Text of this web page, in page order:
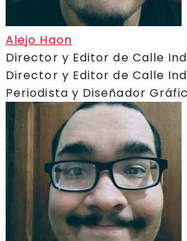
Alejo Haon
Director y Editor de Calle
Director y Editor de Calle
Periodista y Diseñador